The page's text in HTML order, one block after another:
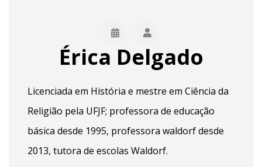
Érica Delgado
Licenciada em História e mestre em Ciência da
Religião pela UFJF; professora de educação
básica desde 1995, professora waldorf desde
2013, tutora de escolas Waldorf.